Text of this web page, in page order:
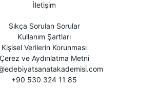
İletişim
Sıkça Sorulan Sorular
Kullanım Şartları
Kişisel Verilerin Korunması
Çerez ve Aydınlatma Metni
+90 530 324 11 85